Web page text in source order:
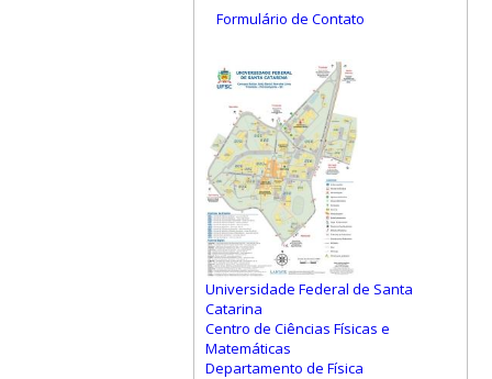
Formulário de Contato
Universidade Federal de Santa
Catarina
Centro de Ciências Físicas e
Matemáticas
Departamento de Física